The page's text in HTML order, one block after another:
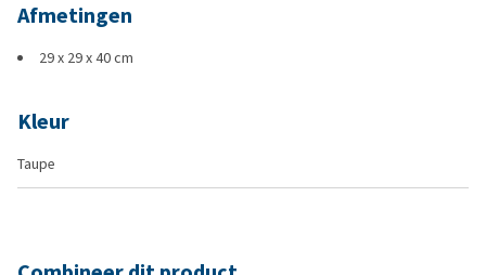
Afmetingen
29 x 29 x 40 cm
Kleur
Taupe